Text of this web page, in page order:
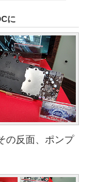
に
の反面、ポンプ